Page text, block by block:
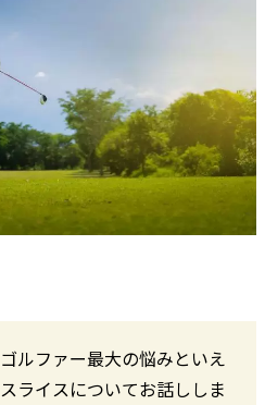
ルファー最大の悩みといえ
ライスについてお話ししま